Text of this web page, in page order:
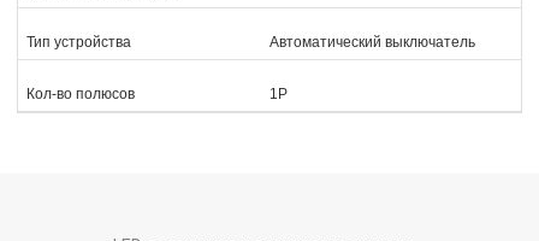
Тип устройства Автоматический выключатель
Кол-во полюсов 1P